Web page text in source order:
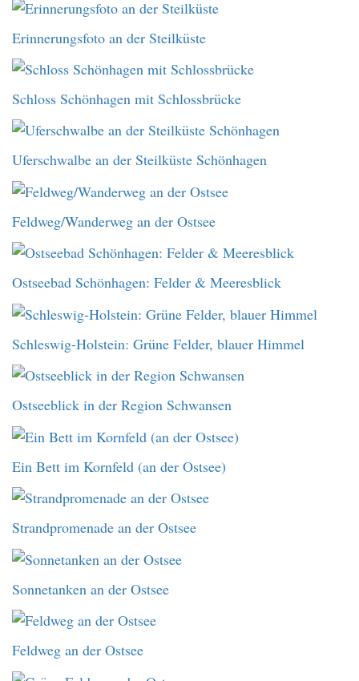
Erinnerungsfoto an der Steilküste
Schloss Schönhagen mit Schlossbrücke
Uferschwalbe an der Steilküste Schönhagen
Feldweg/Wanderweg an der Ostsee
Ostseebad Schönhagen: Felder & Meeresblick
Schleswig-Holstein: Grüne Felder, blauer Himmel
Ostseeblick in der Region Schwansen
Ein Bett im Kornfeld (an der Ostsee)
Strandpromenade an der Ostsee
Sonnetanken an der Ostsee
Feldweg an der Ostsee